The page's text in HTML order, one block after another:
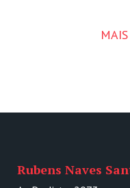
Rubens Naves